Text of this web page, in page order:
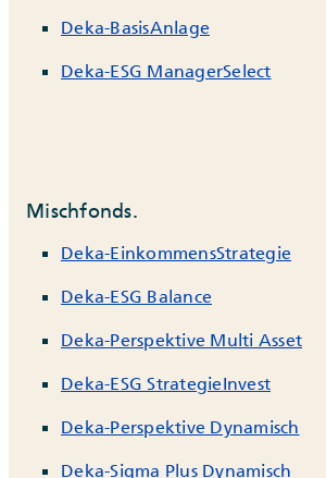
Deka-BasisAnlage
Deka-ESG ManagerSelect
Mischfonds.
Deka-EinkommensStrategie
Deka-ESG Balance
Deka-Perspektive Multi Asset
Deka-ESG StrategieInvest
Deka-Perspektive Dynamisch
Deka-Sigma Plus Dynamisch